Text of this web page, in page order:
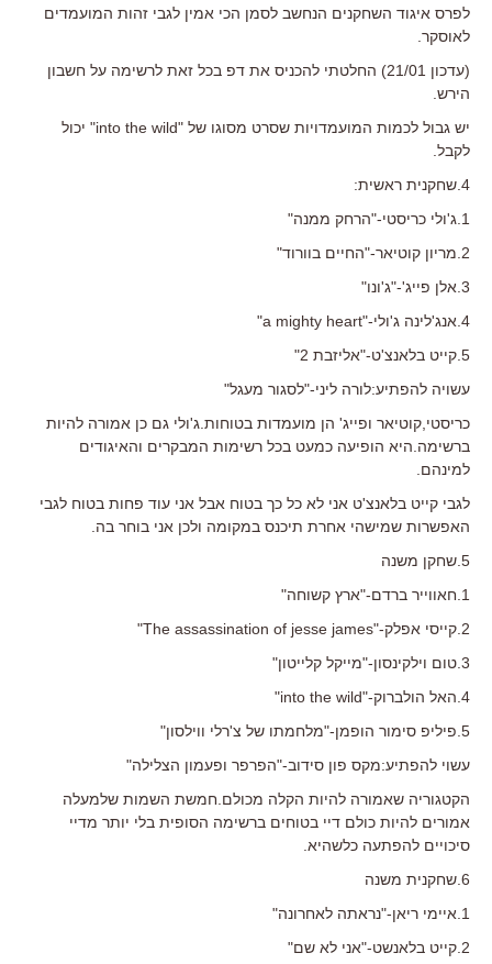
לפרס איגוד השחקנים הנחשב לסמן הכי אמין לגבי זהות המועמדים
לאוסקר.
(עדכון 21/01) החלטתי להכניס את דפ בכל זאת לרשימה על חשבון
הירש.
יש גבול לכמות המועמדויות שסרט מסוגו של "into the wild" יכול
לקבל.
4.שחקנית ראשית:
1.ג'ולי כריסטי-"הרחק ממנה"
2.מריון קוטיאר-"החיים בוורוד"
3.אלן פייג'-"ג'ונו"
4.אנג'לינה ג'ולי-"a mighty heart"
5.קייט בלאנצ'ט-"אליזבת 2"
עשויה להפתיע:לורה ליני-"לסגור מעגל"
כריסטי,קוטיאר ופייג' הן מועמדות בטוחות.ג'ולי גם כן אמורה להיות
ברשימה.היא הופיעה כמעט בכל רשימות המבקרים והאיגודים
למינהם.
לגבי קייט בלאנצ'ט אני לא כל כך בטוח אבל אני עוד פחות בטוח לגבי
האפשרות שמישהי אחרת תיכנס במקומה ולכן אני בוחר בה.
5.שחקן משנה
1.חאווייר ברדם-"ארץ קשוחה"
2.קייסי אפלק-"The assassination of jesse james"
3.טום וילקינסון-"מייקל קלייטון"
4.האל הולברוק-"into the wild"
5.פיליפ סימור הופמן-"מלחמתו של צ'רלי ווילסון"
עשוי להפתיע:מקס פון סידוב-"הפרפר ופעמון הצלילה"
הקטגוריה שאמורה להיות הקלה מכולם.חמשת השמות שלמעלה
אמורים להיות כולם דיי בטוחים ברשימה הסופית בלי יותר מדיי
סיכויים להפתעה כלשהיא.
6.שחקנית משנה
1.איימי ריאן-"נראתה לאחרונה"
2.קייט בלאנשט-"אני לא שם"